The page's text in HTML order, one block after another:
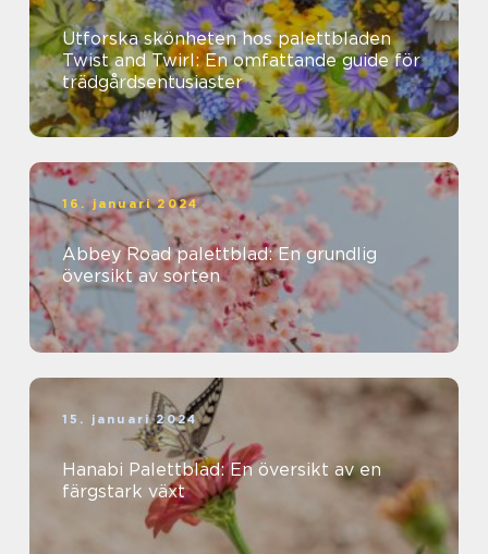
Utforska skönheten hos palettbladen
Twist and Twirl: En omfattande guide för
trädgårdsentusiaster
16. januari 2024
Abbey Road palettblad: En grundlig
översikt av sorten
15. januari 2024
Hanabi Palettblad: En översikt av en
färgstark växt